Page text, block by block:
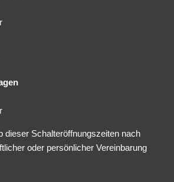
dieser Schalteröffnungszeiten nach
oder persönlicher Vereinbarung